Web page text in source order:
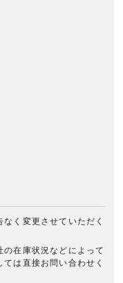
く変更させていただく
在庫状況などによって
は直接お問い合わせく